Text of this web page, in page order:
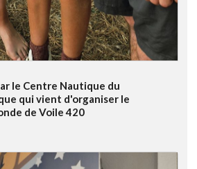
le Centre Nautique du
qui vient d'organiser le
de Voile 420